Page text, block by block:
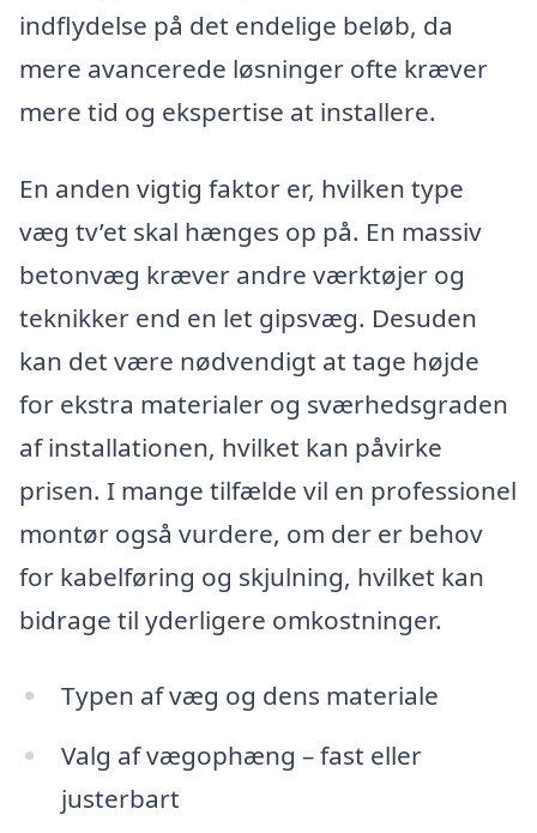
indflydelse på det endelige beløb, da
mere avancerede løsninger ofte kræver
mere tid og ekspertise at installere.
En anden vigtig faktor er, hvilken type
væg tv’et skal hænges op på. En massiv
betonvæg kræver andre værktøjer og
teknikker end en let gipsvæg. Desuden
kan det være nødvendigt at tage højde
for ekstra materialer og sværhedsgraden
af installationen, hvilket kan påvirke
prisen. I mange tilfælde vil en professionel
montør også vurdere, om der er behov
for kabelføring og skjulning, hvilket kan
bidrage til yderligere omkostninger.
Typen af væg og dens materiale
Valg af vægophæng – fast eller
justerbart